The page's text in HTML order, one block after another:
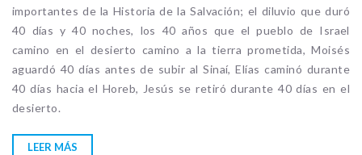
importantes de la Historia de la Salvación; el diluvio que duró
40 días y 40 noches, los 40 años que el pueblo de Israel
camino en el desierto camino a la tierra prometida, Moisés
aguardó 40 días antes de subir al Sinaí, Elías caminó durante
40 días hacia el Horeb, Jesús se retiró durante 40 días en el
desierto.
LEER MÁS